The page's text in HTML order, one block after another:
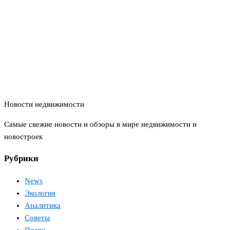
Новости недвижимости
Самые свежие новости и обзоры в мире недвижимости и
новостроек
Рубрики
News
Экология
Аналитика
Советы